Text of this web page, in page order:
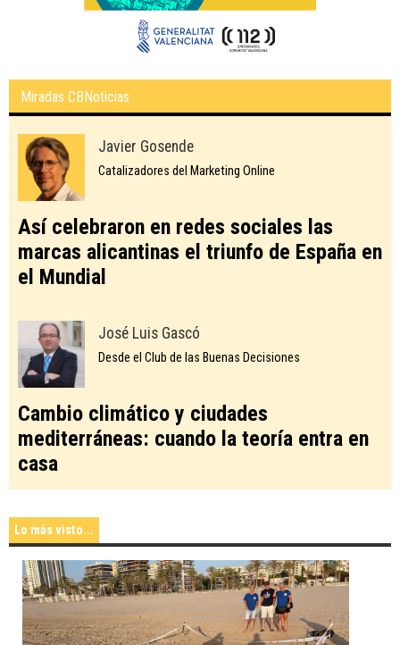
Miradas CBNoticias
Javier Gosende
Catalizadores del Marketing Online
Así celebraron en redes sociales las
marcas alicantinas el triunfo de España en
el Mundial
José Luis Gascó
Desde el Club de las Buenas Decisiones
Cambio climático y ciudades
mediterráneas: cuando la teoría entra en
casa
Lo más visto...